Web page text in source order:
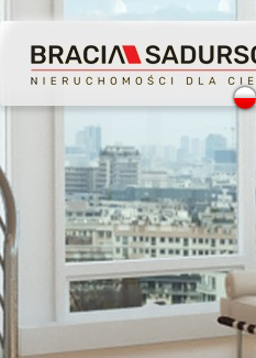
Profesjonalne
Bezpieczeństwo